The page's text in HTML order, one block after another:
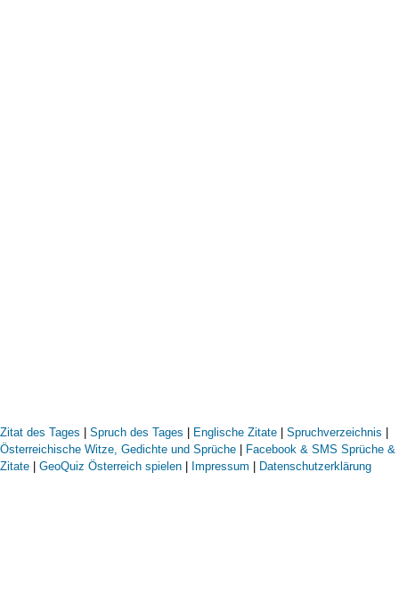
Zitat des Tages | Spruch des Tages | Englische Zitate | Spruchverzeichnis |
Österreichische Witze, Gedichte und Sprüche | Facebook & SMS Sprüche &
Zitate | GeoQuiz Österreich spielen | Impressum | Datenschutzerklärung